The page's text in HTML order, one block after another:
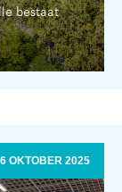
bestaat
6 OKTOBER 2025